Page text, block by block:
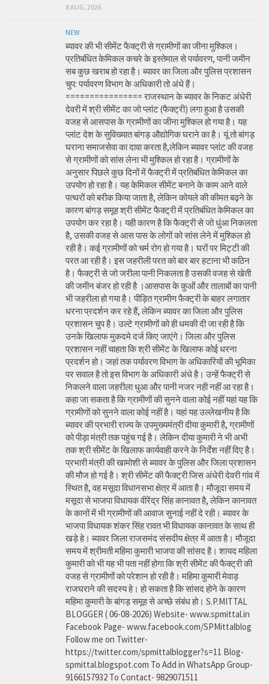
8 AUG, 2026
NEW
ब्यावर की भी सीमेंट फैक्ट्री से ग्रामीणों का जीना मुश्किल।
प्रतिबंधित केमिकल कचरे के इस्तेमाल से पर्यावरण, पानी जमीन
सब कुछ खराब हो रहा है। ब्यावर का जिला और पुलिस प्रशासन
चुप: पर्यावरण विभाग के अधिकारी तो अंधे हैं।
================ राजस्थान के ब्यावर के निकट अंधेरी
देवरी में श्री सीमेंट का जो प्लांट (फैक्ट्री) लगा हुआ है उसकी
वजह से आसपास के ग्रामीणों का जीना मुश्किल हो गया है। यह
प्लांट देश के सुविख्यात बांगड़ औद्योगिक घराने का है। यूं तो बांगड़
घराना समाजसेवा का दावा करता है,लेकिन ब्यावर प्लांट की वजह
से ग्रामीणों को सांस लेना भी मुश्किल हो रहा है। ग्रामीणों के
अनुसार पिछले कुछ दिनों में फैक्ट्री में प्रतिबंधित केमिकल का
उपयोग हो रहा है। यह केमिकल सीमेंट बनाने के काम आने वाले
पत्थरों को बरीक किया जाता है, लेकिन कोयले की कीमत बढ़ने के
कारण बांगड़ समूह श्री सीमेंट फैक्ट्री में प्रतिबंधित केमिकल का
उपयोग कर रहा है। यही कारण है कि फैक्ट्री से जो धुंआ निकलता
है, उसकी वजह से आस पास के लोगों को सांस लेने में मुश्किल हो
रही है। कई ग्रामीणों को चर्म रोग हो गया है। घरों पर मिट्टी की
परत आ रही है। इस जहरीली परत को बार बार हटाना भी कठिन
है। फैक्ट्री से जो जरीला पानी निकलता है उसकी वजह से खेती
की जमीन बंजर हो रही है ।आसपास के कुओं और तालाबों का पानी
भी जहरीला हो गया है। पीड़ित ग्रामीण फैक्ट्री के बाहर लगातार
धरना प्रदर्शन कर रहे हैं, लेकिन ब्यावर का जिला और पुलिस
प्रशासन चुप है। उल्टे ग्रामीणों को ही धमकी दी जा रही है कि
उनके खिलाफ मुकदमे दर्ज किए जाएंगे। जिला और पुलिस
प्रशासन नहीं चाहता कि श्री सीमेंट के खिलाफ कोई धरना
प्रदर्शन हो। जहां तक पर्यावरण विभाग के अधिकारियों की भूमिका
पर सवाल है तो इस विभाग के अधिकारी अंधे है। उन्हें फैक्ट्री से
निकलने वाला जहरीला धुआ और पानी नजर नही नहीं आ रहा है।
कहा जा सकता है कि ग्रामीणों की सुनने वाला कोई नहीं यहां यह कि
ग्रामीणों को सुनने वाला कोई नहीं है। यहां यह उल्लेखनीय है कि
ब्यावर की प्रभारी राज्य के उपमुख्यमंत्री दीया कुमारी है, ग्रामीणों
को पीड़ा मंत्री तक पहुंच गई है। लेकिन दीया कुमारी ने भी अभी
तक श्री सीमेंट के खिलाफ कार्यवाही करने के निर्देश नहीं दिए है।
प्रभारी मंत्री की खामोशी से ब्यावर के पुलिस और जिला प्रशासन
की मौज हो गई है। श्री सीमेंट की फैक्ट्री जिस अंधेरी देवरी गांव में
स्थित है, वह मसूदा विधानसभा क्षेत्र में आता है। मौजूदा समय में
मसूदा से भाजपा विधायक वीरेंद्र सिंह कानावत है, लेकिन कानावत
के कानों में भी ग्रामीणों की आवाज सुनाई नहीं दे रही। ब्यावर के
भाजपा विधायक शंकर सिंह रावत भी विधायक कानावत के साथ ही
खड़े हे। ब्यावर जिला राजसमंद संसदीय क्षेत्र में आता है। मौजूदा
समय में श्रीमती महिमा कुमारी भाजपा की सांसद है। शायद महिला
कुमारी को भी यह भी पता नहीं होगा कि श्री सीमेंट की फैक्ट्री की
वजह से ग्रामीणों को परेशान हो रही है। महिमा कुमारी मेवाड़
राजघराने की सदस्य हे। हो सकता है कि सांसद होने के कारण
महिमा कुमारी के बांगड़ समूह से अच्छे संबंध हो। S.P.MITTAL
BLOGGER ( 06-08-2026) Website- www.spmittal.in
Facebook Page- www.facebook.com/SPMittalblog
Follow me on Twitter-
https://twitter.com/spmittalblogger?s=11 Blog-
spmittal.blogspot.com To Add in WhatsApp Group-
9166157932 To Contact- 9829071511